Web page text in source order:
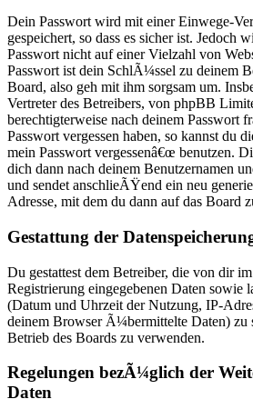
Dein Passwort wird mit einer Einwege-
gespeichert, so dass es sicher ist. Jedoch
Passwort nicht auf einer Vielzahl von
Passwort ist dein SchlÃ¼ssel zu deinem
Board, also geh mit ihm sorgsam um.
Vertreter des Betreibers, von phpBB
berechtigterweise nach deinem Passwort
Passwort vergessen haben, so kannst du
mein Passwort vergessenâ€œ benutzen.
dich dann nach deinem Benutzernamen
und sendet anschlieÃŸend ein neu
Adresse, mit dem du dann auf das Board
Gestattung der
Du gestattest dem Betreiber, die von dir
Registrierung eingegebenen Daten sowie
(Datum und Uhrzeit der Nutzung, IP-
deinem Browser Ã¼bermittelte Daten)
Betrieb des Boards zu verwenden.
Regelungen bezÃ¼glich der
Daten